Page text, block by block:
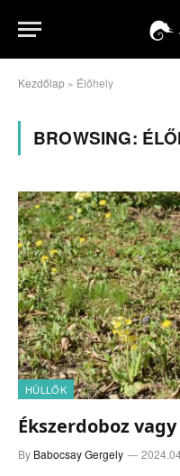
Kezdőlap » Élőhely
BROWSING:
HÜLLŐK
Ékszerdoboz
By Babocsay Gergely